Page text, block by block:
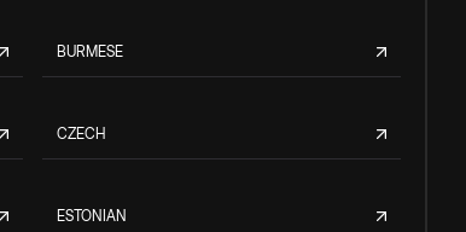
BURMESE
CZECH
ESTONIAN